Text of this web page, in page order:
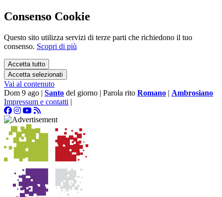
Consenso Cookie
Questo sito utilizza servizi di terze parti che richiedono il tuo
consenso. Scopri di più
Accetta tutto
Accetta selezionati
Vai al contenuto
Dom 9 ago | Santo del giorno | Parola rito Romano | Ambrosiano
Impressum e contatti |